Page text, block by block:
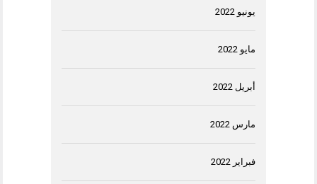
يونيو 2022
مايو 2022
أبريل 2022
مارس 2022
فبراير 2022